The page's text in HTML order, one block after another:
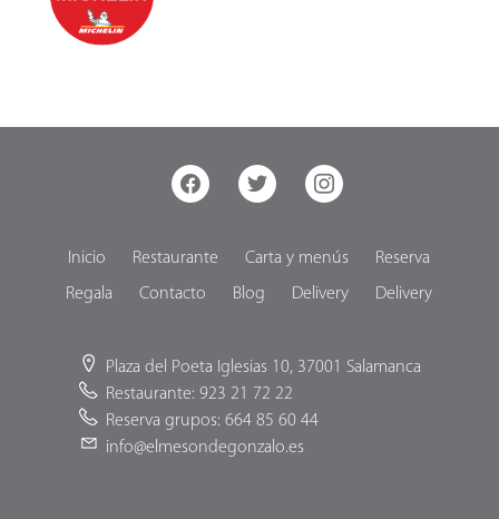
facebook twitter instagram
Inicio Restaurante Carta y menús
Reserva
Regala
Contacto Blog Delivery Delivery
Plaza del Poeta Iglesias 10, 37001 Salamanca
Restaurante: 923 21 72 22
Reserva grupos: 664 85 60 44
info@elmesondegonzalo.es